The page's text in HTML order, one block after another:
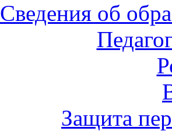
Сведения об
Защита